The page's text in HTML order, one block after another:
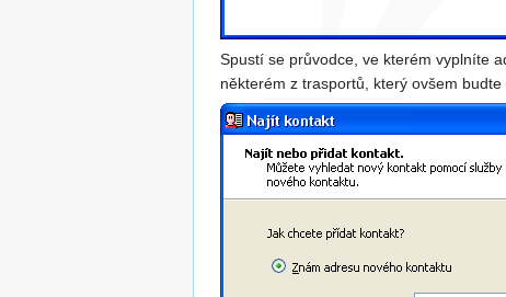
Spustí se průvodce, ve kterém vyplníte
některém z trasportů, který ovšem